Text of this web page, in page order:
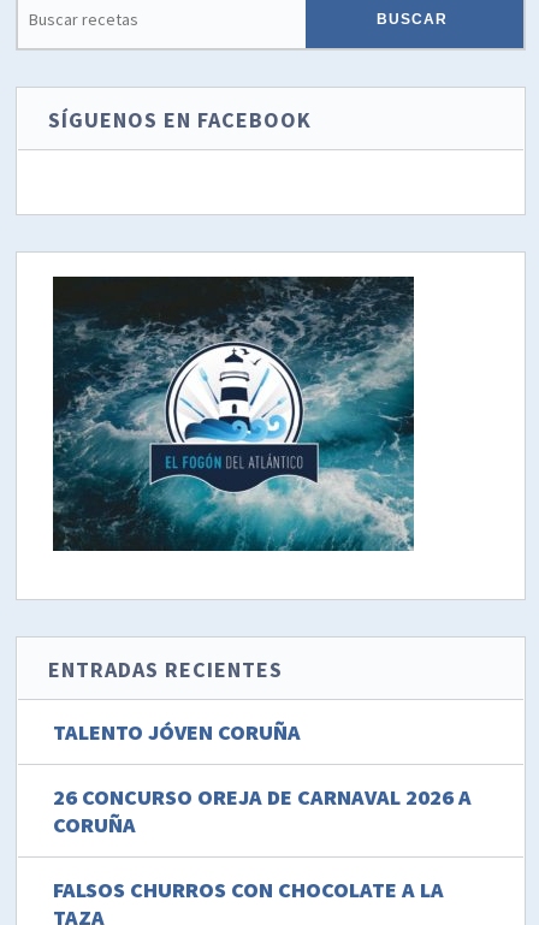
SÍGUENOS EN FACEBOOK
ENTRADAS RECIENTES
TALENTO JÓVEN CORUÑA
26 CONCURSO OREJA DE CARNAVAL 2026 A
CORUÑA
FALSOS CHURROS CON CHOCOLATE A LA
TAZA